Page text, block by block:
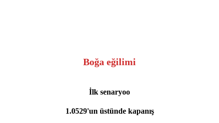
Boğa eğilimi
İlk senaryoo
1.0529'un üstünde kapanış